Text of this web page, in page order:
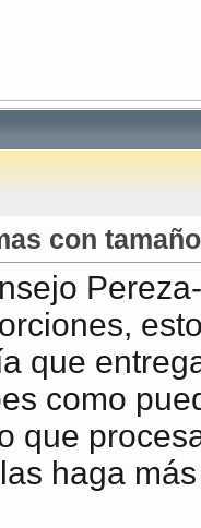
con
que
como
que
haga